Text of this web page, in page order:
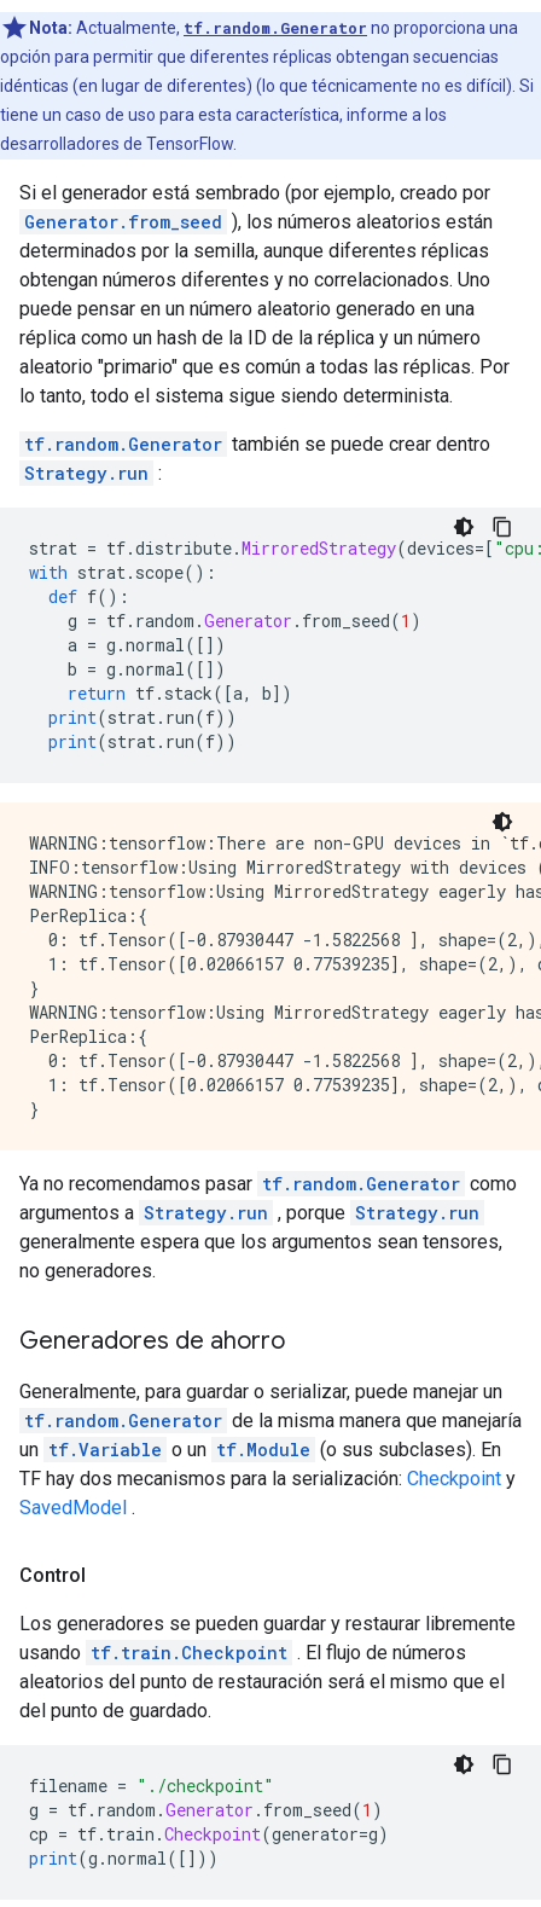
Nota: Actualmente, tf.random.Generator no proporciona una
opción para permitir que diferentes réplicas obtengan secuencias
idénticas (en lugar de diferentes) (lo que técnicamente no es difícil). Si
tiene un caso de uso para esta característica, informe a los
desarrolladores de TensorFlow.
Si el generador está sembrado (por ejemplo, creado por
Generator.from_seed ), los números aleatorios están
determinados por la semilla, aunque diferentes réplicas
obtengan números diferentes y no correlacionados. Uno
puede pensar en un número aleatorio generado en una
réplica como un hash de la ID de la réplica y un número
aleatorio "primario" que es común a todas las réplicas. Por
lo tanto, todo el sistema sigue siendo determinista.
tf.random.Generator también se puede crear dentro
Strategy.run :
strat = tf.distribute.MirroredStrategy(devices=[
with strat. scope():
def f():
g = tf. random .Generator . from_seed(1 )
a = g .normal([])
b = g .normal([])
return tf. stack([a, b])
print(strat. run(f))
print(strat. run(f))
WARNING:tensorflow:There are non-GPU devices
INFO:tensorflow:Using MirroredStrategy with
WARNING:tensorflow:Using MirroredStrategy
PerReplica:{
0: tf.Tensor([-0.87930447 -1.5822568 ],
1: tf.Tensor([0.02066157 0.77539235], shape=(2,),
}
WARNING:tensorflow:Using MirroredStrategy
PerReplica:{
0: tf.Tensor([-0.87930447 -1.5822568 ],
1: tf.Tensor([0.02066157 0.77539235], shape=(2,),
Ya no recomendamos pasar tf.random.Generator como
argumentos a Strategy.run , porque Strategy.run
generalmente espera que los argumentos sean tensores,
no generadores.
Generadores de ahorro
Generalmente, para guardar o serializar, puede manejar un
tf.random.Generator de la misma manera que manejaría
un tf.Variable o un tf.Module (o sus subclases). En
TF hay dos mecanismos para la serialización: Checkpoint y
SavedModel .
Control
Los generadores se pueden guardar y restaurar libremente
usando tf.train.Checkpoint . El flujo de números
aleatorios del punto de restauración será el mismo que el
del punto de guardado.
filename = "./checkpoint"
g = tf. random .Generator . from_seed(1 )
cp = tf. train .Checkpoint(generator=g)
print(g .normal([]))